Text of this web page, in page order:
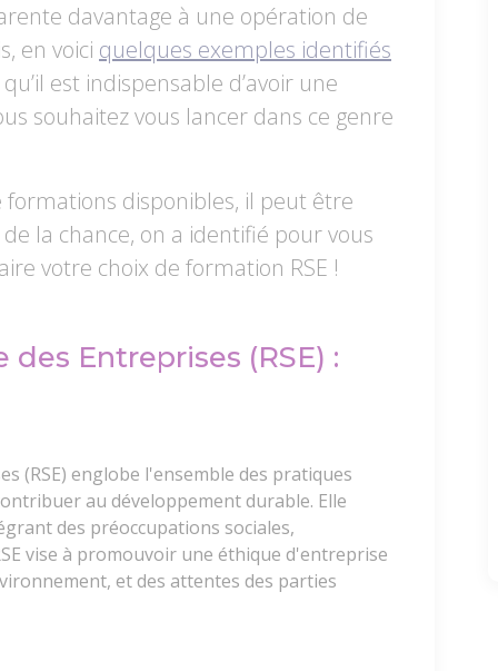
davantage à une opération de
en voici quelques exemples identifiés
est indispensable d’avoir une
souhaitez vous lancer dans ce genre
disponibles, il peut être
la chance, on a identifié pour vous
votre choix de formation RSE !
Entreprises (RSE) :
(RSE) englobe l'ensemble des pratiques
au développement durable. Elle
des préoccupations sociales,
vise à promouvoir une éthique d'entreprise
et des attentes des parties